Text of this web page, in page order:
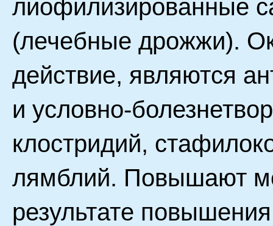
лиофилизированные
(лечебные дрожжи).
действие, являются
и условно-
клостридий,
лямблий. Повышают
результате